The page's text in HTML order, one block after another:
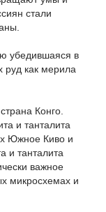
стали
убедившаяся в
руд как мерила
Конго.
и танталита
Южное Киво и
и танталита
важное
микросхемах и